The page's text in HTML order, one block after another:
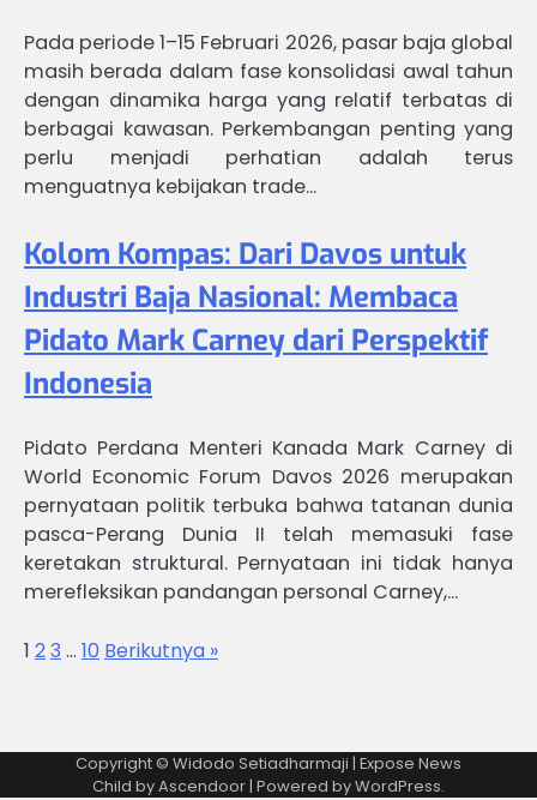
Pada periode 1–15 Februari 2026, pasar baja global
masih berada dalam fase konsolidasi awal tahun
dengan dinamika harga yang relatif terbatas di
berbagai kawasan. Perkembangan penting yang
perlu menjadi perhatian adalah terus
menguatnya kebijakan trade…
Kolom Kompas: Dari Davos untuk
Industri Baja Nasional: Membaca
Pidato Mark Carney dari Perspektif
Indonesia
Pidato Perdana Menteri Kanada Mark Carney di
World Economic Forum Davos 2026 merupakan
pernyataan politik terbuka bahwa tatanan dunia
pasca-Perang Dunia II telah memasuki fase
keretakan struktural. Pernyataan ini tidak hanya
merefleksikan pandangan personal Carney,…
1 23 … 10 Berikutnya »
Copyright © Widodo Setiadharmaji | Expose News
Child byAscendoor | Powered byWordPress.